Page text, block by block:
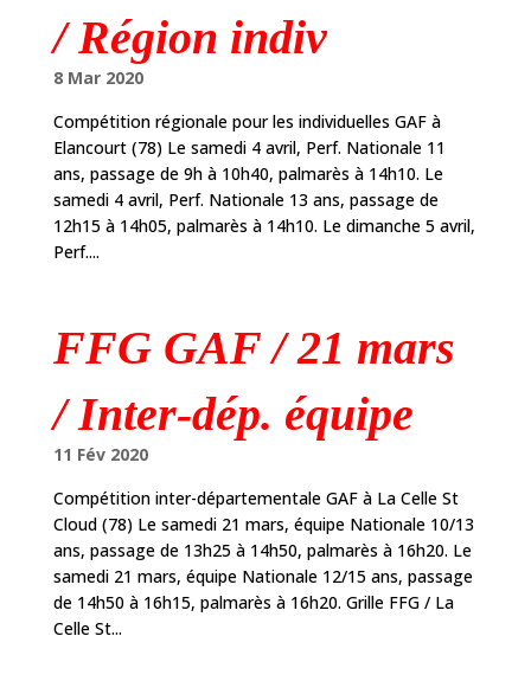
/ Région indiv
8 Mar 2020
Compétition régionale pour les individuelles GAF à
Elancourt (78) Le samedi 4 avril, Perf. Nationale 11
ans, passage de 9h à 10h40, palmarès à 14h10. Le
samedi 4 avril, Perf. Nationale 13 ans, passage de
12h15 à 14h05, palmarès à 14h10. Le dimanche 5 avril,
Perf....
FFG GAF / 21 mars
/ Inter-dép. équipe
11 Fév 2020
Compétition inter-départementale GAF à La Celle St
Cloud (78) Le samedi 21 mars, équipe Nationale 10/13
ans, passage de 13h25 à 14h50, palmarès à 16h20. Le
samedi 21 mars, équipe Nationale 12/15 ans, passage
de 14h50 à 16h15, palmarès à 16h20. Grille FFG / La
Celle St...